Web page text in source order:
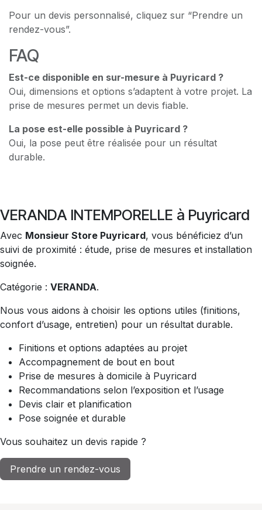
Pour un devis personnalisé, cliquez sur “Prendre un
rendez-vous”.
FAQ
Est-ce disponible en sur-mesure à Puyricard ?
Oui, dimensions et options s’adaptent à votre projet. La
prise de mesures permet un devis fiable.
La pose est-elle possible à Puyricard ?
Oui, la pose peut être réalisée pour un résultat
durable.
VERANDA INTEMPORELLE à Puyricard
Avec Monsieur Store Puyricard, vous bénéficiez d’un
suivi de proximité : étude, prise de mesures et installation
soignée.
Catégorie : VERANDA.
Nous vous aidons à choisir les options utiles (finitions,
confort d’usage, entretien) pour un résultat durable.
Finitions et options adaptées au projet
Accompagnement de bout en bout
Prise de mesures à domicile à Puyricard
Recommandations selon l’exposition et l’usage
Devis clair et planification
Pose soignée et durable
Vous souhaitez un devis rapide ?
Prendre un rendez-vous